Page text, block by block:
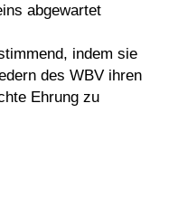
abgewartet
indem sie
des WBV ihren
Ehrung zu